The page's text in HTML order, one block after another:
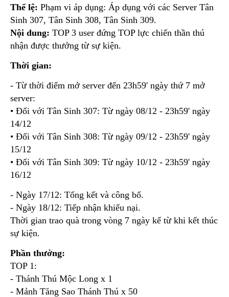
Thể lệ: Phạm vi áp dụng: Áp dụng với các Server Tân
Sinh 307, Tân Sinh 308, Tân Sinh 309.
Nội dung: TOP 3 user đứng TOP lực chiến thần thú
nhận được thưởng từ sự kiện.
Thời gian:
- Từ thời điểm mở server đến 23h59' ngày thứ 7 mở
server:
• Đối với Tân Sinh 307: Từ ngày 08/12 - 23h59' ngày
14/12
• Đối với Tân Sinh 308: Từ ngày 09/12 - 23h59' ngày
15/12
• Đối với Tân Sinh 309: Từ ngày 10/12 - 23h59' ngày
16/12
- Ngày 17/12: Tổng kết và công bố.
- Ngày 18/12: Tiếp nhận khiếu nại.
Thời gian trao quà trong vòng 7 ngày kể từ khi kết thúc
sự kiện.
Phần thưởng:
TOP 1:
- Thánh Thú Mộc Long x 1
- Mảnh Tăng Sao Thánh Thú x 50